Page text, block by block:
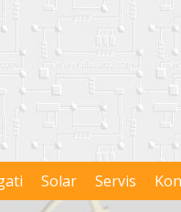
Solar Servis